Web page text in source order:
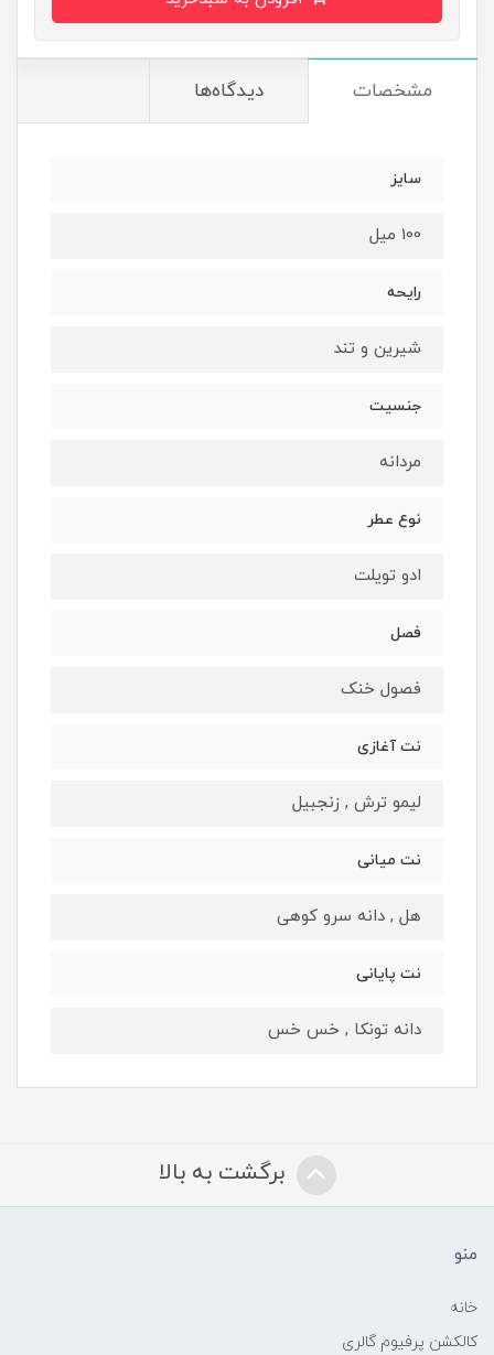
مشخصات دیدگاه‌ها
سایز
100 میل
رایحه
شیرین و تند
جنسیت
مردانه
نوع عطر
ادو تویلت
فصل
فصول خنک
نت آغازی
لیمو ترش , زنجبیل
نت میانی
هل , دانه سرو کوهی
نت پایانی
دانه تونکا , خس خس
برگشت به بالا
منو
خانه
کالکشن پرفیوم گالری